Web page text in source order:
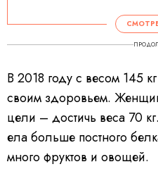
В 2018 году с весом 145
своим здоровьем.
цели – достичь веса 70
ела больше постного
много фруктов и овощей.